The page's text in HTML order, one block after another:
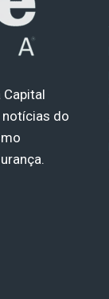
Capital
notícias do